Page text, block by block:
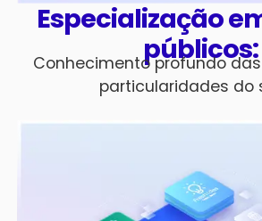
Especialização
públicos:
Conhecimento profundo
particularidades do